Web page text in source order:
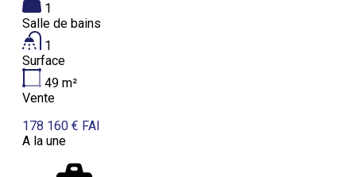
1
Salle de bains
1
Surface
49 m²
Vente
178 160 € FAI
A la une